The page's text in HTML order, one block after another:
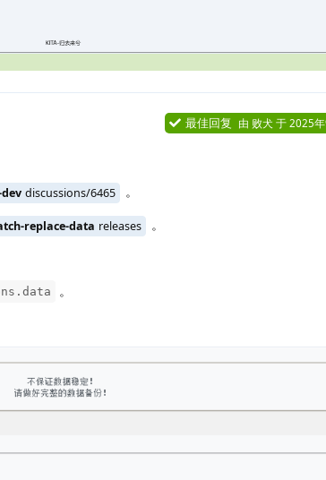
最佳回复 由 败犬 于2025
discussions/6465
。
replace-data releases
。
。